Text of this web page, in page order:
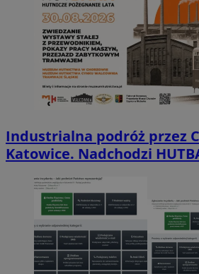
Industrialna podróż przez
Katowice. Nadchodzi